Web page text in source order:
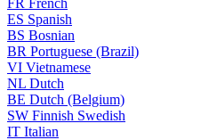
FR French
ES Spanish
BS Bosnian
BR Portuguese (Brazil)
VI Vietnamese
NL Dutch
BE Dutch (Belgium)
SW Finnish Swedish
IT Italian